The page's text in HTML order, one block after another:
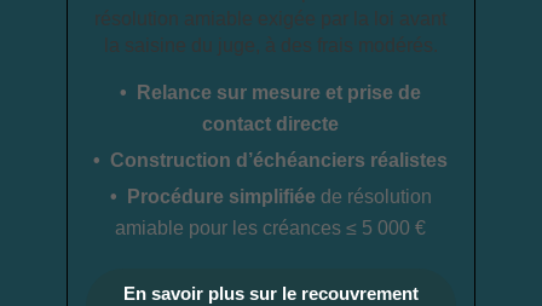
résolution amiable exigée par la loi avant
la saisine du juge, à des frais modérés.
Relance sur mesure et prise de
contact directe
Construction d’échéanciers réalistes
Procédure simplifiée de résolution
amiable pour les créances ≤ 5 000 €
En savoir plus sur le recouvrement